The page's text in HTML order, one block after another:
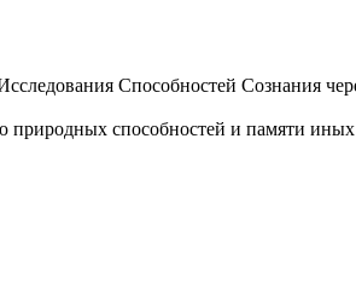
Способностей Сознания
способностей и памяти